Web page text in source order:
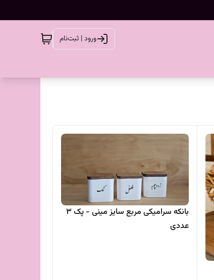
ورود | ثبت‌نام
بانکه سرامیکی مربع سایز مینی - پک 3
عددی